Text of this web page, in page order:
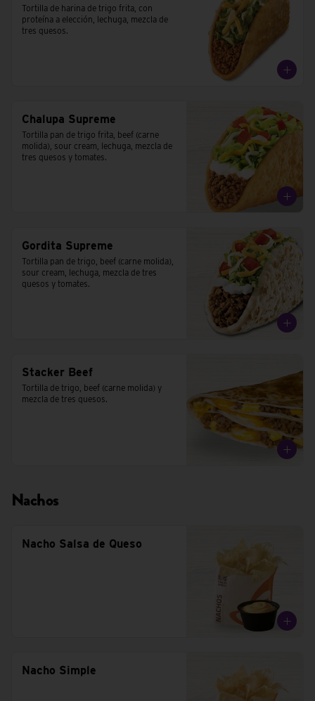
Tortilla de harina de trigo frita, con
proteína a elección, lechuga, mezcla de
tres quesos.
Chalupa Supreme
Tortilla pan de trigo frita, beef (carne
molida), sour cream, lechuga, mezcla de
tres quesos y tomates.
Gordita Supreme
Tortilla pan de trigo, beef (carne molida),
sour cream, lechuga, mezcla de tres
quesos y tomates.
Stacker Beef
Tortilla de trigo, beef (carne molida) y
mezcla de tres quesos.
Nachos
Nacho Salsa de Queso
Nacho Simple